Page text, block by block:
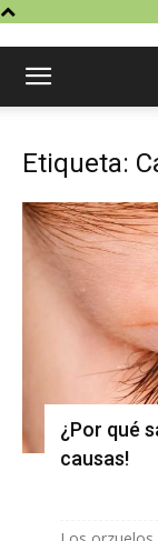
Etiqueta:
¿Por qué
causas!